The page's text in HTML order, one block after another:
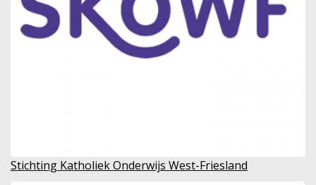
Stichting Katholiek Onderwijs West-Friesland